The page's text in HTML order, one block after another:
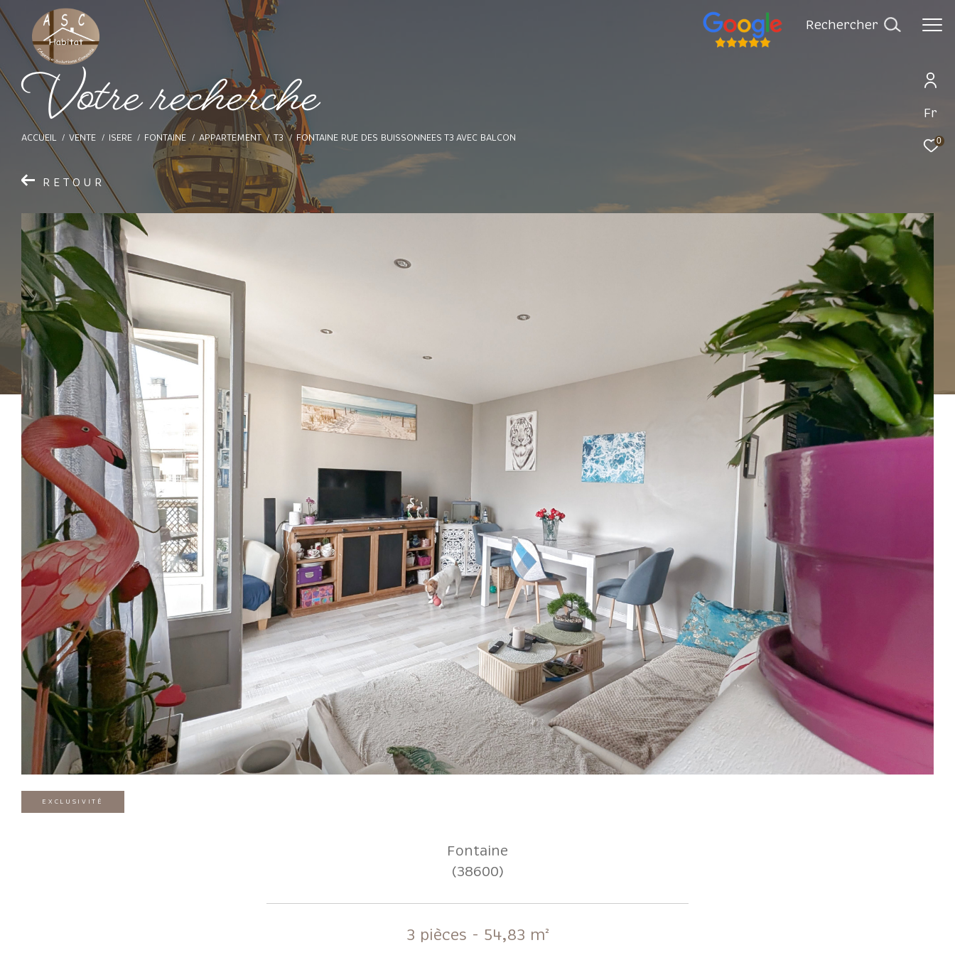
Fr
0
rechercher
Voterecherche
ACCUEIL VENTE ISERE FONTAINE APPARTEMENT T3 FONTAINE RUE DES BUISSONNEES T3 AVEC BALCON
RETOUR
EXCLUSIVITÉ
Fontaine
(38600)
3 pièces - 54,83 m²